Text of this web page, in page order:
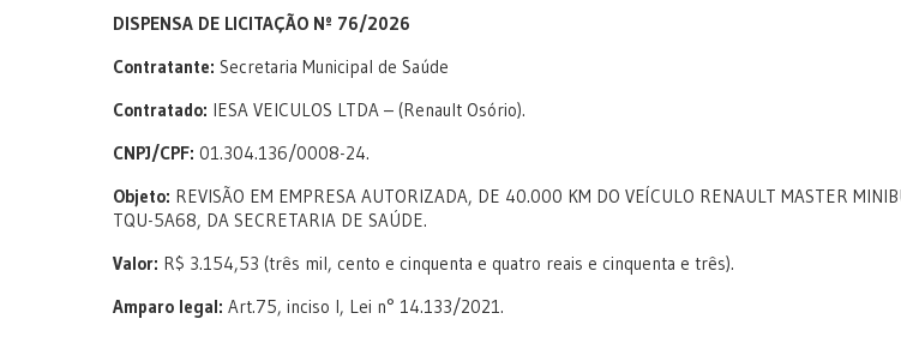
DISPENSA DE LICITAÇÃO Nº 76/2026
Contratante: Secretaria Municipal de Saúde
Contratado: IESA VEICULOS LTDA – (Renault Osório).
CNPJ/CPF: 01.304.136/0008-24.
Objeto: REVISÃO EM EMPRESA AUTORIZADA, DE 40.000 KM DO VEÍCULO RENAULT MASTER
TQU-5A68, DA SECRETARIA DE SAÚDE.
Valor: R$ 3.154,53 (três mil, cento e cinquenta e quatro reais e cinquenta e três).
Amparo legal: Art.75, inciso I, Lei n° 14.133/2021.